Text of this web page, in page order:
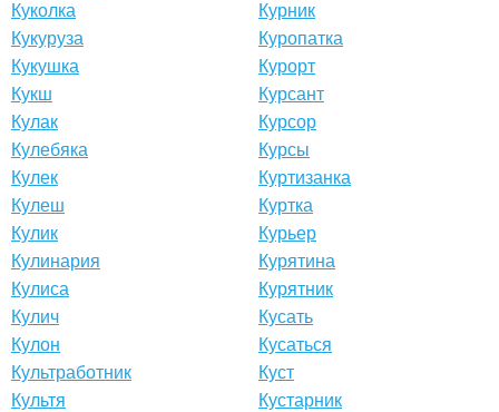
Куколка
Кукуруза
Кукушка
Кукш
Кулак
Кулебяка
Кулек
Кулеш
Кулик
Кулинария
Кулиса
Кулич
Кулон
Культработник
Культя
Курник
Куропатка
Курорт
Курсант
Курсор
Курсы
Куртизанка
Куртка
Курьер
Курятина
Курятник
Кусать
Кусаться
Куст
Кустарник